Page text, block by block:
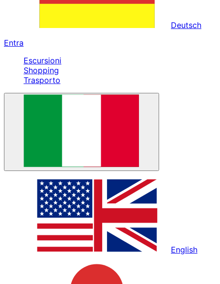
Deutsch
Entra
Escursioni
Shopping
Trasporto
English